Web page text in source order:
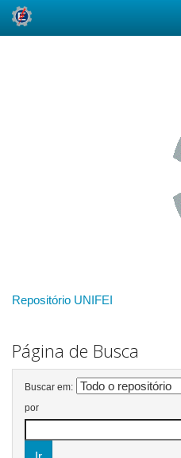
Repositório UNIFEI
Página de Busca
Buscar em:
por